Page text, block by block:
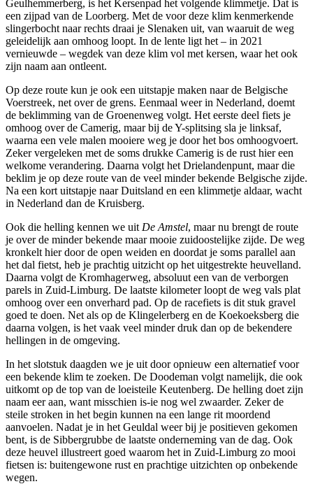
Geulhemmerberg, is het Kersenpad het volgende klimmetje. Dat is
een zijpad van de Loorberg. Met de voor deze klim kenmerkende
slingerbocht naar rechts draai je Slenaken uit, van waaruit de weg
geleidelijk aan omhoog loopt. In de lente ligt het – in 2021
vernieuwde – wegdek van deze klim vol met kersen, waar het ook
zijn naam aan ontleent.
Op deze route kun je ook een uitstapje maken naar de Belgische
Voerstreek, net over de grens. Eenmaal weer in Nederland, doemt
de beklimming van de Groenenweg volgt. Het eerste deel fiets je
omhoog over de Camerig, maar bij de Y-splitsing sla je linksaf,
waarna een vele malen mooiere weg je door het bos omhoogvoert.
Zeker vergeleken met de soms drukke Camerig is de rust hier een
welkome verandering. Daarna volgt het Drielandenpunt, maar die
beklim je op deze route van de veel minder bekende Belgische zijde.
Na een kort uitstapje naar Duitsland en een klimmetje aldaar, wacht
in Nederland dan de Kruisberg.
Ook die helling kennen we uit De Amstel, maar nu brengt de route
je over de minder bekende maar mooie zuidoostelijke zijde. De weg
kronkelt hier door de open weiden en doordat je soms parallel aan
het dal fietst, heb je prachtig uitzicht op het uitgestrekte heuvelland.
Daarna volgt de Kromhagerweg, absoluut een van de verborgen
parels in Zuid-Limburg. De laatste kilometer loopt de weg vals plat
omhoog over een onverhard pad. Op de racefiets is dit stuk gravel
goed te doen. Net als op de Klingelerberg en de Koekoeksberg die
daarna volgen, is het vaak veel minder druk dan op de bekendere
hellingen in de omgeving.
In het slotstuk daagden we je uit door opnieuw een alternatief voor
een bekende klim te zoeken. De Doodeman volgt namelijk, die ook
uitkomt op de top van de loeisteile Keutenberg. De helling doet zijn
naam eer aan, want misschien is-ie nog wel zwaarder. Zeker de
steile stroken in het begin kunnen na een lange rit moordend
aanvoelen. Nadat je in het Geuldal weer bij je positieven gekomen
bent, is de Sibbergrubbe de laatste onderneming van de dag. Ook
deze heuvel illustreert goed waarom het in Zuid-Limburg zo mooi
fietsen is: buitengewone rust en prachtige uitzichten op onbekende
wegen.